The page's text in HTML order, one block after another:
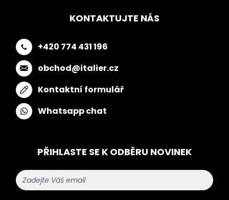
KONTAKTUJTE NÁS
+420 774 431 196
obchod@italier.cz
Kontaktní formulář
Whatsapp chat
PŘIHLASTE SE K ODBĚRU NOVINEK